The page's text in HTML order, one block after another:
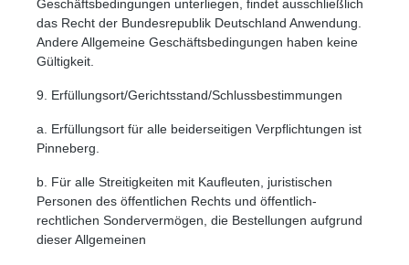
Geschäftsbedingungen unterliegen, findet ausschließlich
das Recht der Bundesrepublik Deutschland Anwendung.
Andere Allgemeine Geschäftsbedingungen haben keine
Gültigkeit.
9. Erfüllungsort/Gerichtsstand/Schlussbestimmungen
a. Erfüllungsort für alle beiderseitigen Verpflichtungen ist
Pinneberg.
b. Für alle Streitigkeiten mit Kaufleuten, juristischen
Personen des öffentlichen Rechts und öffentlich-
rechtlichen Sondervermögen, die Bestellungen aufgrund
dieser Allgemeinen
Großer Cursor